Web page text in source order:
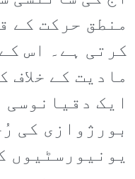
منطق حرکت کے
کرتی ہے۔ اس
مادیت کے
ایک دقیانوسی
بورژوازی کی
یونیورسٹیوں